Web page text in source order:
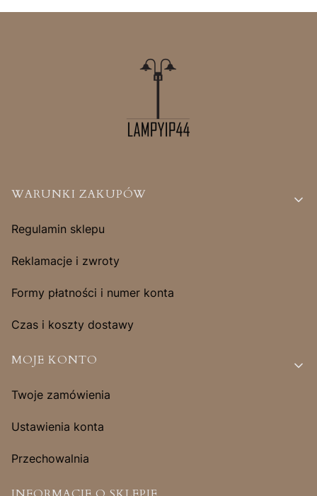
Linki w stopce
WARUNKI ZAKUPÓW
Regulamin sklepu
Reklamacje i zwroty
Formy płatności i numer konta
Czas i koszty dostawy
MOJE KONTO
Twoje zamówienia
Ustawienia konta
Przechowalnia